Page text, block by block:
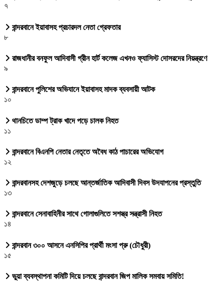
৭
বান্দরবানে ইয়াবাসহ প্রচারদল নেতা গ্রেফতার
৮
রাজধানীর বনফুল আদিবাসী গ্রীন হার্ট কলেজ এখনও ফ্যাসিস্ট দোসরদের নিয়ন্ত্রণে
৯
বান্দরবানে পুলিশের অভিযানে ইয়াবাসহ মাদক ব্যবসায়ী আটক
১০
থানচিতে ডাম্প ট্রাক খাদে পড়ে চালক নিহত
১১
বান্দরবানে বিএনপি নেতার নেতৃতে অবৈধ কাঠ পাচারের অভিযোগ
১২
বান্দরবানসহ দেশজুড়ে চলছে আন্তর্জাতিক আদিবাসী দিবস উদযাপনের প্রস্তুতি
১৩
বান্দরবানে সেনাবাহিনীর সাথে গোলাগুলিতে সশস্ত্র সন্ত্রাসী নিহত
১৪
বান্দরবান ৩০০ আসনে এনসিপির প্রার্থী মংসা প্রু (চৌধুরী)
১৫
ভুয়া ব্যবস্থাপনা কমিটি দিয়ে চলছে বান্দরবান জিপ মালিক সমবায় সমিতি!